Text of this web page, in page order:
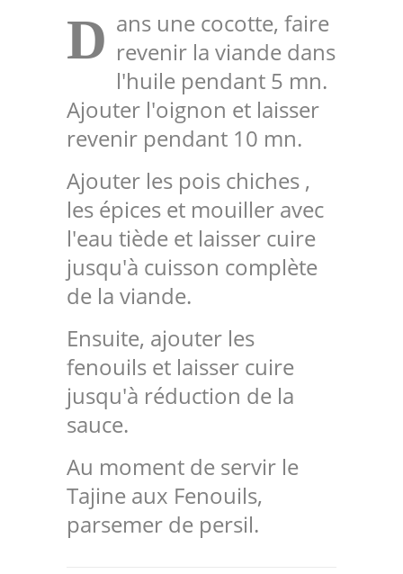
D ans une cocotte, faire
revenir la viande dans
l'huile pendant 5 mn.
Ajouter l'oignon et laisser
revenir pendant 10 mn.
Ajouter les pois chiches ,
les épices et mouiller avec
l'eau tiède et laisser cuire
jusqu'à cuisson complète
de la viande.
Ensuite, ajouter les
fenouils et laisser cuire
jusqu'à réduction de la
sauce.
Au moment de servir le
Tajine aux Fenouils,
parsemer de persil.